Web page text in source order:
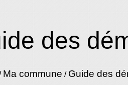
des
Ma commune / Guide des